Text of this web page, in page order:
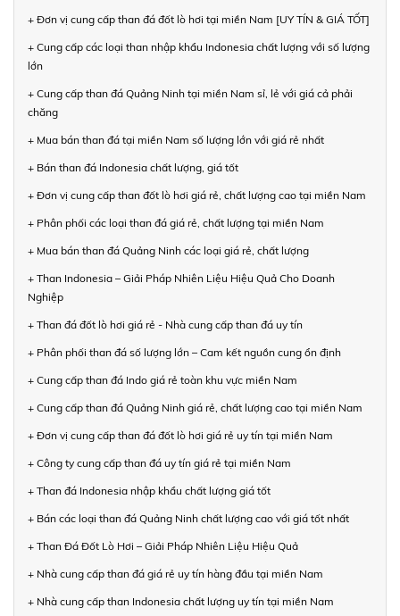
+ Đơn vị cung cấp than đá đốt lò hơi tại miền Nam [UY TÍN & GIÁ TỐT]
+ Cung cấp các loại than nhập khẩu Indonesia chất lượng với số lượng
lớn
+ Cung cấp than đá Quảng Ninh tại miền Nam sỉ, lẻ với giá cả phải
chăng
+ Mua bán than đá tại miền Nam số lượng lớn với giá rẻ nhất
+ Bán than đá Indonesia chất lượng, giá tốt
+ Đơn vị cung cấp than đốt lò hơi giá rẻ, chất lượng cao tại miền Nam
+ Phân phối các loại than đá giá rẻ, chất lượng tại miền Nam
+ Mua bán than đá Quảng Ninh các loại giá rẻ, chất lượng
+ Than Indonesia – Giải Pháp Nhiên Liệu Hiệu Quả Cho Doanh
Nghiệp
+ Than đá đốt lò hơi giá rẻ - Nhà cung cấp than đá uy tín
+ Phân phối than đá số lượng lớn – Cam kết nguồn cung ổn định
+ Cung cấp than đá Indo giá rẻ toàn khu vực miền Nam
+ Cung cấp than đá Quảng Ninh giá rẻ, chất lượng cao tại miền Nam
+ Đơn vị cung cấp than đá đốt lò hơi giá rẻ uy tín tại miền Nam
+ Công ty cung cấp than đá uy tín giá rẻ tại miền Nam
+ Than đá Indonesia nhập khẩu chất lượng giá tốt
+ Bán các loại than đá Quảng Ninh chất lượng cao với giá tốt nhất
+ Than Đá Đốt Lò Hơi – Giải Pháp Nhiên Liệu Hiệu Quả
+ Nhà cung cấp than đá giá rẻ uy tín hàng đầu tại miền Nam
+ Nhà cung cấp than Indonesia chất lượng uy tín tại miền Nam